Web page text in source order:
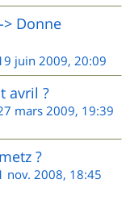
Donne
juin 2009, 20:09
avril ?
mars 2009, 19:39
?
nov. 2008, 18:45